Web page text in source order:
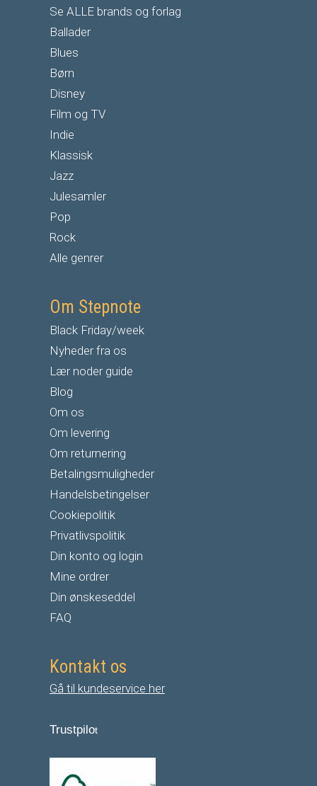
Se ALLE brands og forlag
Ballader
Blues
Børn
Disney
Film og TV
Indie
Klassisk
Jazz
Julesamler
Pop
Rock
Alle genrer
Om Stepnote
Black Friday/week
Nyheder fra os
Lær noder guide
Blog
Om os
Om levering
Om returnering
Betalingsmuligheder
Handelsbetingelser
Cookiepolitik
Privatlivspolitik
Din konto og login
Mine ordrer
Din ønskeseddel
FAQ
Kontakt os
Gå til kundeservice her
Trustpilot